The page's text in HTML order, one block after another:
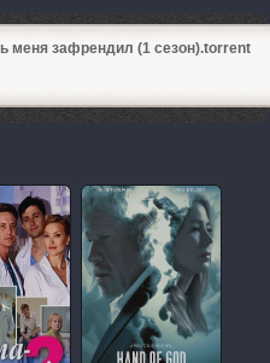
меня зафрендил (1 сезон).torrent